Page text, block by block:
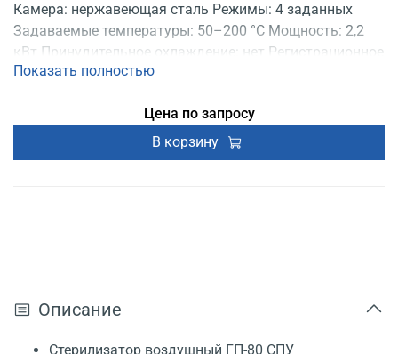
Камера: нержавеющая сталь Режимы: 4 заданных
Задаваемые температуры: 50–200 °C Мощность: 2,2
кВт Принудительное охлаждение: нет Регистрационное
удостоверение
Показать полностью
Цена по запросу
В корзину
Описание
Стерилизатор воздушный ГП-80 СПУ